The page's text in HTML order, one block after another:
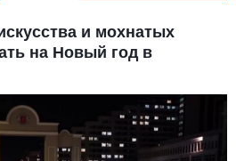
и мохнатых
на Новый год в